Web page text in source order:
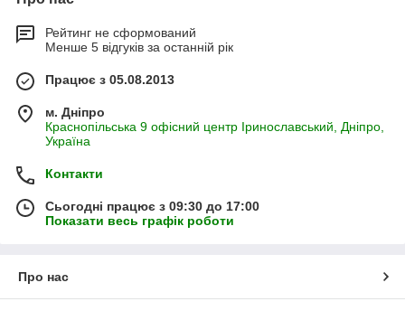
Рейтинг не сформований
Менше 5 відгуків за останній рік
Працює з 05.08.2013
м. Дніпро
Краснопільська 9 офісний центр Іринославський, Дніпро,
Україна
Контакти
Сьогодні працює з 09:30 до 17:00
Показати весь графік роботи
Про нас